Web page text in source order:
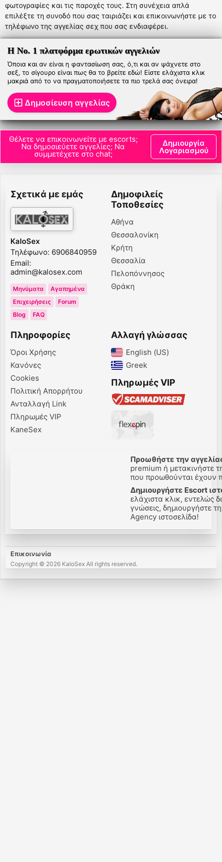
φωτογραφίες και τις παροχές τους. Στη συνέχεια απλά
επιλέξτε τη συνοδό που σας ταιριάζει και επικοινωνήστε με το
τηλέφωνο της αγγελίας σεχ που σας ενδιαφέρει.
Η Νο. 1 πλατφόρμα ερωτικών αγγελιών
Όποια και αν είναι η φαντασίωση σας, ό,τι και αν ψάχνετε στο
σεξ, το σίγουρο είναι πως θα το βρείτε εδώ! Είστε ελάχιστα κλικ
μακριά από το να πραγματοποιήσετε τα πιο τρελά σας όνειρα!
Δημοσίευση αγγελίας
Θέλετε να επικοινωνείτε με escorts;
Να δημοσιεύετε αγγελίες; Να
συμμετέχετε στο chat;
Δημιουργία
Λογαριασμού
Σχετικά με εμάς
KaloSex
Τηλέφωνο: 6906840959
Email:
admin@kalosex.com
Μηνύματα
Αγαπημένα
Επιχειρήσεις
Forum
Blog
FAQ
Δημοφιλείς
Τοποθεσίες
Αθήνα
Θεσσαλονίκη
Κρήτη
Θεσσαλία
Πελοπόννησος
Θράκη
Πληροφορίες
Όροι Χρήσης
Κανόνες
Cookies
Πολιτική Απορρήτου
Ανταλλαγή Link
Πληρωμές VIP
KaneSex
Αλλαγή γλώσσας
English (US)‎
Greek‎
Πληρωμές VIP
Προωθήστε την αγγελίας
premium ή μετακινήστε
που προωθούνται έχουν
Δημιουργήστε Escort
ελάχιστα κλικ, εντελώς
γνώσεις, δημιουργήστε
Agency ιστοσελίδα!
Επικοινωνία
Copyright © 2026 KaloSex All rights reserved.